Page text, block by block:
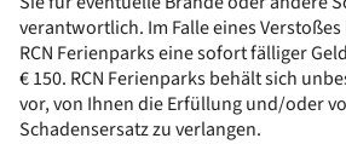
verantwortlich. Im Falle eines Verstoßes
RCN Ferienparks eine sofort fälliger
€ 150. RCN Ferienparks behält sich
vor, von Ihnen die Erfüllung und/oder
Schadensersatz zu verlangen.